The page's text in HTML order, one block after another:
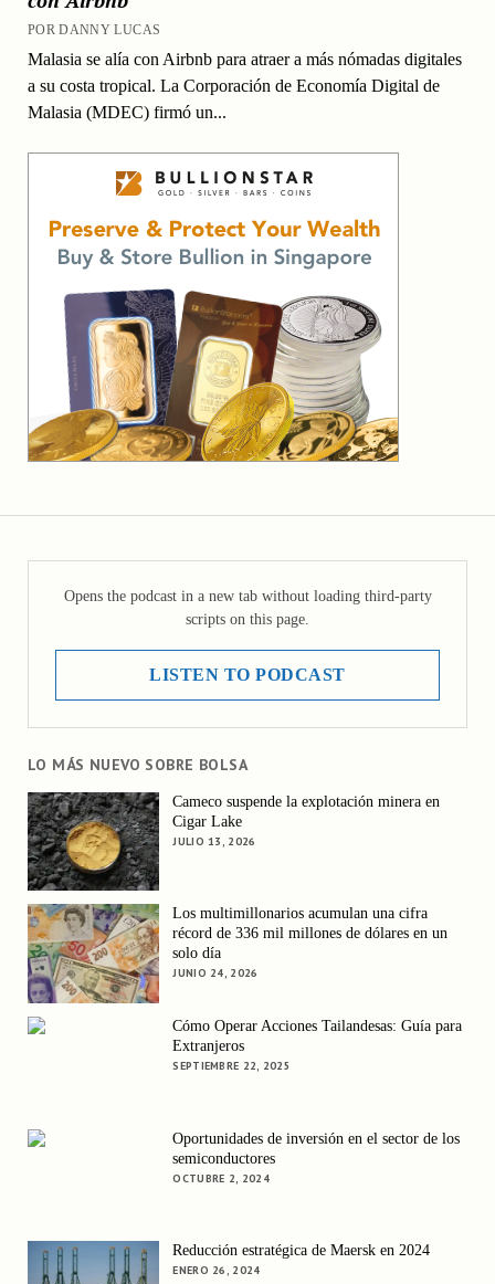
POR DANNY LUCAS
Malasia se alía con Airbnb para atraer a más nómadas digitales
a su costa tropical. La Corporación de Economía Digital de
Malasia (MDEC) firmó un...
Opens the podcast in a new tab without loading third-party
scripts on this page.
LISTEN TO PODCAST
LO MÁS NUEVO SOBRE BOLSA
Cameco suspende la explotación minera en
Cigar Lake
JULIO 13, 2026
Los multimillonarios acumulan una cifra
récord de 336 mil millones de dólares en un
solo día
JUNIO 24, 2026
Cómo Operar Acciones Tailandesas: Guía para
Extranjeros
SEPTIEMBRE 22, 2025
Oportunidades de inversión en el sector de los
semiconductores
OCTUBRE 2, 2024
Reducción estratégica de Maersk en 2024
ENERO 26, 2024